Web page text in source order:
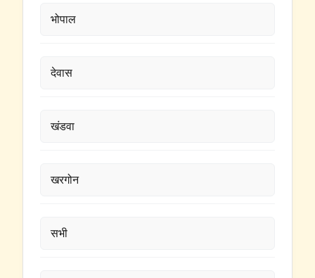
भोपाल
देवास
खंडवा
खरगोन
सभी